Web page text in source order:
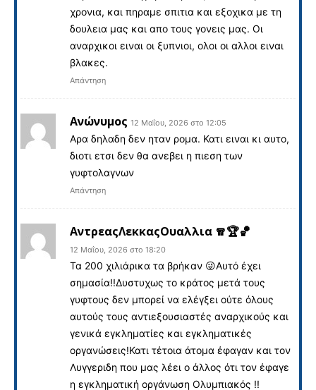
χρονια, και πηραμε σπιτια και εξοχικα με τη
δουλεια μας και απο τους γονεις μας. Οι
αναρχικοι ειναι οι ξυπνιοι, ολοι οι αλλοι ειναι
βλακες.
Απάντηση
Ανώνυμος 12 Μαΐου, 2026 στο 12:05
Αρα δηλαδη δεν ηταν ρομα. Κατι ειναι κι αυτο,
διοτι ετσι δεν θα ανεβει η πιεση των
γυφτολαγνων
Απάντηση
ΑντρεαςΛεκκαςΟυαλλια 🧣🏆🏀
12 Μαΐου, 2026 στο 18:20
Τα 200 χιλιάρικα τα βρήκαν 😜Αυτό έχει
σημασία!!Δυστυχως το κράτος μετά τους
γυφτους δεν μπορεί να ελέγξει ούτε όλους
αυτούς τους αντιεξουσιαστές αναρχικούς και
γενικά εγκληματίες και εγκληματικές
οργανώσεις!Κατι τέτοια άτομα έφαγαν και τον
Λυγγεριδη που μας λέει ο άλλος ότι τον έφαγε
η εγκληματική οργάνωση Ολυμπιακός !!